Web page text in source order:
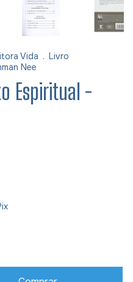
Vida . Livro
Nee
Espiritual -